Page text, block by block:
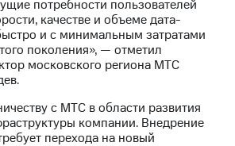
потребности пользователей
качестве и объеме дата-
и с минимальным затратами
поколения», — отметил
московского региона МТС
с МТС в области развития
компании. Внедрение
перехода на новый